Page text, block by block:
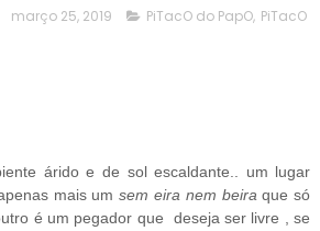
março 25, 2019 PiTacO do PapO, PiTacO
árido e de sol escaldante.. um lugar
mais umsem eira nem beira que só
é um pegador que deseja ser livre , se